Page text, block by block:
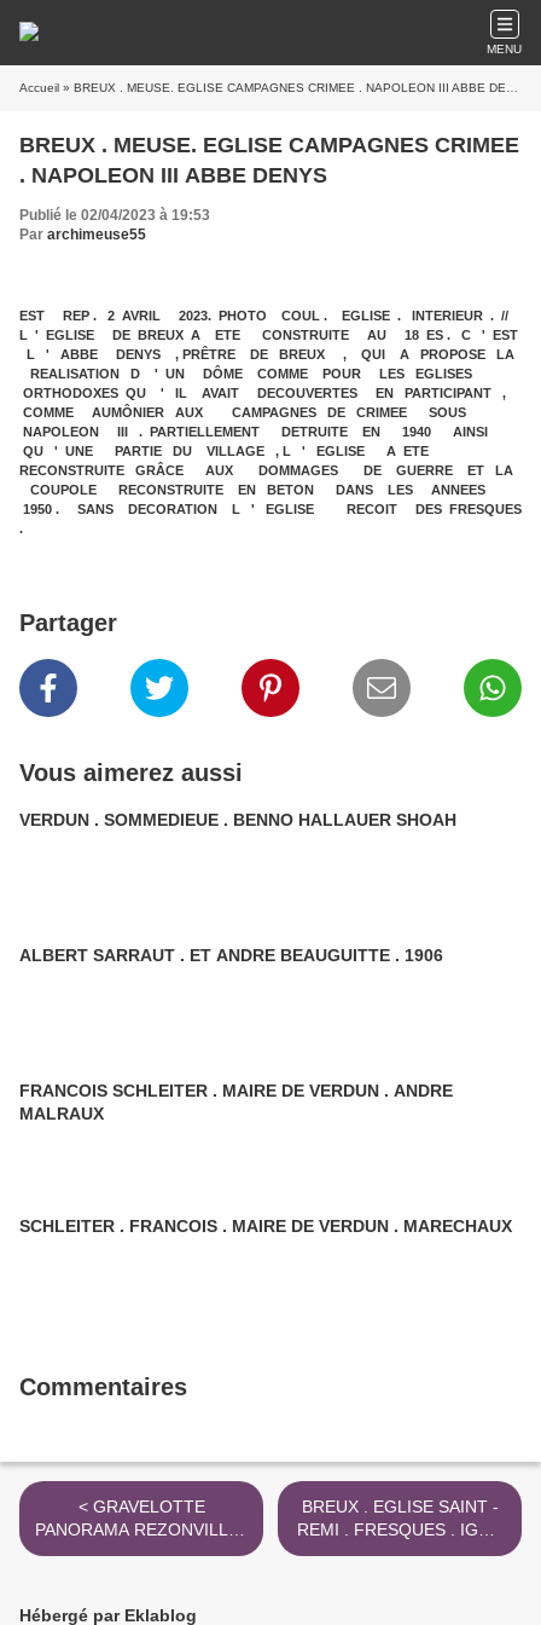
MENU
Accueil » BREUX . MEUSE. EGLISE CAMPAGNES CRIMEE . NAPOLEON III ABBE DENYS
BREUX . MEUSE. EGLISE CAMPAGNES CRIMEE
. NAPOLEON III ABBE DENYS
Publié le 02/04/2023 à 19:53
Par archimeuse55
EST REP . 2 AVRIL 2023. PHOTO COUL . EGLISE . INTERIEUR . //
L ' EGLISE DE BREUX A ETE CONSTRUITE AU 18 ES . C ' EST
L ' ABBE DENYS , PRÊTRE DE BREUX , QUI A PROPOSE LA
REALISATION D ' UN DÔME COMME POUR LES EGLISES
ORTHODOXES QU ' IL AVAIT DECOUVERTES EN PARTICIPANT ,
COMME AUMÔNIER AUX CAMPAGNES DE CRIMEE SOUS
NAPOLEON III . PARTIELLEMENT DETRUITE EN 1940 AINSI
QU ' UNE PARTIE DU VILLAGE , L ' EGLISE A ETE
RECONSTRUITE GRÂCE AUX DOMMAGES DE GUERRE ET LA
COUPOLE RECONSTRUITE EN BETON DANS LES ANNEES
1950 . SANS DECORATION L ' EGLISE RECOIT DES FRESQUES
.
Partager
Vous aimerez aussi
VERDUN . SOMMEDIEUE . BENNO HALLAUER SHOAH
ALBERT SARRAUT . ET ANDRE BEAUGUITTE . 1906
FRANCOIS SCHLEITER . MAIRE DE VERDUN . ANDRE
MALRAUX
SCHLEITER . FRANCOIS . MAIRE DE VERDUN . MARECHAUX
Commentaires
< GRAVELOTTE
PANORAMA REZONVILLE .
DECOUPE EN 115
BREUX . EGLISE SAINT -
REMI . FRESQUES . IGOR
TOGUZAEV 2023 >
Hébergé par Eklablog